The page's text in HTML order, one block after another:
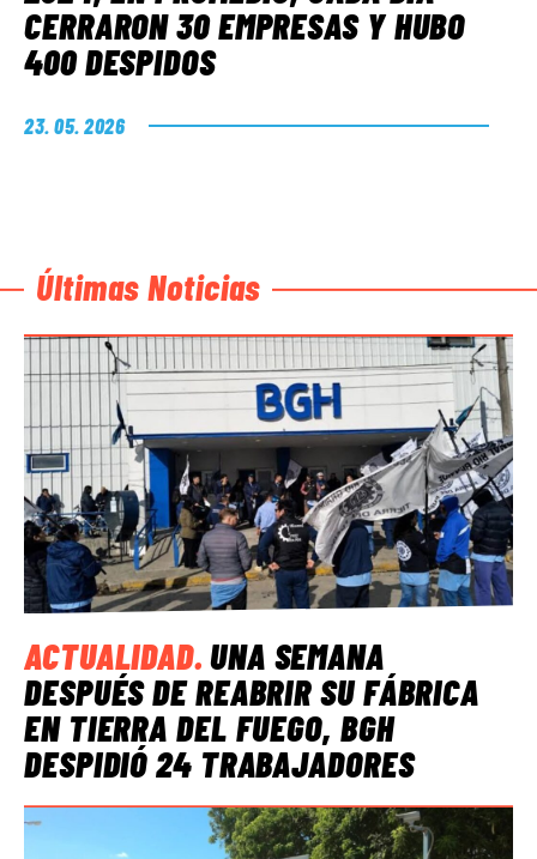
CERRARON 30 EMPRESAS Y HUBO
400 DESPIDOS
23. 05. 2026
Últimas Noticias
ACTUALIDAD.UNA SEMANA
DESPUÉS DE REABRIR SU FÁBRICA
EN TIERRA DEL FUEGO, BGH
DESPIDIÓ 24 TRABAJADORES